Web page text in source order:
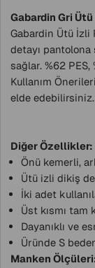
Gabardin Gri
Gabardin Ütü İzli
detayı pantolona
sağlar. %62
Kullanım
elde edebilirsiniz.
Diğer Özellikler:
Önü kemerli,
Ütü izli dikiş
İki adet
Üst kısmı tam
Dayanıklı ve
Üründe S
Manken